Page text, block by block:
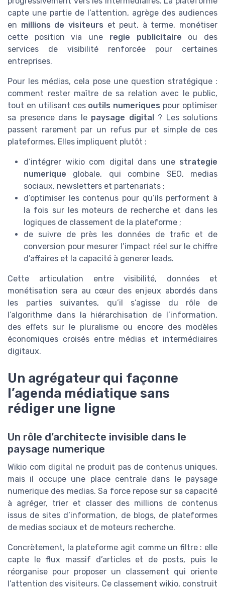
capte une partie de l’attention, agrège des audiences
en millions de visiteurs et peut, à terme, monétiser
cette position via une regie publicitaire ou des
services de visibilité renforcée pour certaines
entreprises.
Pour les médias, cela pose une question stratégique :
comment rester maître de sa relation avec le public,
tout en utilisant ces outils numeriques pour optimiser
sa presence dans le paysage digital
? Les solutions
passent rarement par un refus pur et simple de ces
plateformes. Elles impliquent plutôt :
d’intégrer wikio com digital dans une strategie
numerique globale, qui combine SEO, medias
sociaux, newsletters et partenariats ;
d’optimiser les contenus pour qu’ils performent à
la fois sur les moteurs de recherche et dans les
logiques de classement de la plateforme ;
de suivre de près les données de trafic et de
conversion pour mesurer l’impact réel sur le chiffre
d’affaires et la capacité à generer leads.
Cette articulation entre visibilité, données et
monétisation sera au cœur des enjeux abordés dans
les parties suivantes, qu’il s’agisse du rôle de
l’algorithme dans la hiérarchisation de l’information,
des effets sur le pluralisme ou encore des modèles
économiques croisés entre médias et intermédiaires
digitaux.
Un agrégateur qui façonne
l’agenda médiatique sans
rédiger une ligne
Un rôle d’architecte invisible dans le
paysage numerique
Wikio com digital ne produit pas de contenus uniques,
mais il occupe une place centrale dans le paysage
numerique des medias. Sa force repose sur sa capacité
à agréger, trier et classer des millions de contenus
issus de sites d’information, de blogs, de plateformes
de medias sociaux et de moteurs recherche.
Concrètement, la plateforme agit comme un filtre : elle
capte le flux massif d’articles et de posts, puis le
réorganise pour proposer un classement qui oriente
l’attention des visiteurs. Ce classement wikio, construit